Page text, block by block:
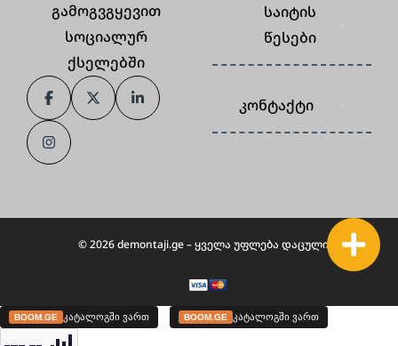
გამოგვგყევით
სოციალურ
ქსელებში
საიტის
წესები
კონტაქტი
© 2026 demontaji.ge – ყველა უფლება დაცულია.
BOOM.GE კატალოგში ვართ BOOM.GE კატალოგში ვართ